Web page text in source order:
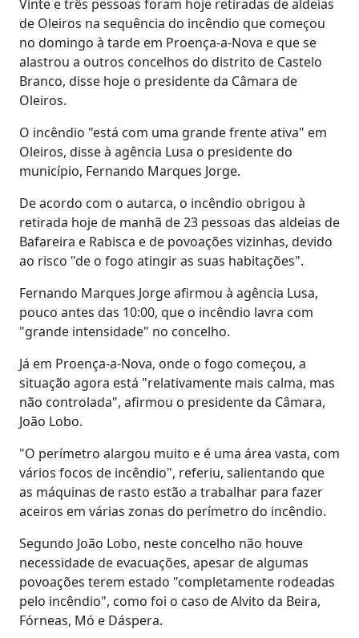
Vinte e três pessoas foram hoje retiradas de aldeias
de Oleiros na sequência do incêndio que começou
no domingo à tarde em Proença-a-Nova e que se
alastrou a outros concelhos do distrito de Castelo
Branco, disse hoje o presidente da Câmara de
Oleiros.
O incêndio "está com uma grande frente ativa" em
Oleiros, disse à agência Lusa o presidente do
município, Fernando Marques Jorge.
De acordo com o autarca, o incêndio obrigou à
retirada hoje de manhã de 23 pessoas das aldeias de
Bafareira e Rabisca e de povoações vizinhas, devido
ao risco "de o fogo atingir as suas habitações".
Fernando Marques Jorge afirmou à agência Lusa,
pouco antes das 10:00, que o incêndio lavra com
"grande intensidade" no concelho.
Já em Proença-a-Nova, onde o fogo começou, a
situação agora está "relativamente mais calma, mas
não controlada", afirmou o presidente da Câmara,
João Lobo.
"O perímetro alargou muito e é uma área vasta, com
vários focos de incêndio", referiu, salientando que
as máquinas de rasto estão a trabalhar para fazer
aceiros em várias zonas do perímetro do incêndio.
Segundo João Lobo, neste concelho não houve
necessidade de evacuações, apesar de algumas
povoações terem estado "completamente rodeadas
pelo incêndio", como foi o caso de Alvito da Beira,
Fórneas, Mó e Dáspera.